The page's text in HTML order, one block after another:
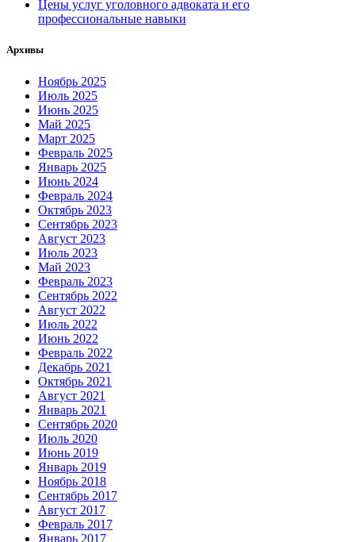
Цены услуг уголовного адвоката и его
профессиональные навыки
Архивы
Ноябрь 2025
Июль 2025
Июнь 2025
Май 2025
Март 2025
Февраль 2025
Январь 2025
Июнь 2024
Февраль 2024
Октябрь 2023
Сентябрь 2023
Август 2023
Июль 2023
Май 2023
Февраль 2023
Сентябрь 2022
Август 2022
Июль 2022
Июнь 2022
Февраль 2022
Декабрь 2021
Октябрь 2021
Август 2021
Январь 2021
Сентябрь 2020
Июль 2020
Июнь 2019
Январь 2019
Ноябрь 2018
Сентябрь 2017
Август 2017
Февраль 2017
Январь 2017